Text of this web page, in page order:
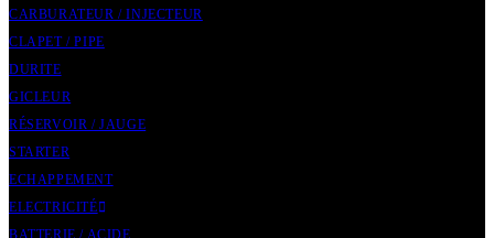
CARBURATEUR / INJECTEUR
CLAPET / PIPE
DURITE
GICLEUR
RÉSERVOIR / JAUGE
STARTER
ECHAPPEMENT
ELECTRICITÉ
BATTERIE / ACIDE